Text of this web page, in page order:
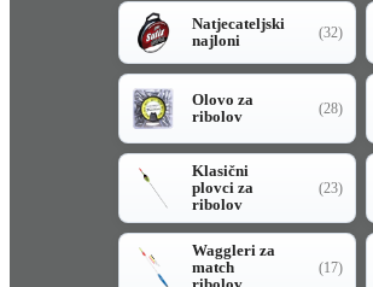
Natjecateljski
najloni
(32)
Olovo za
ribolov
(28)
Klasični
plovci za
ribolov
(23)
Waggleri za
match
(17)